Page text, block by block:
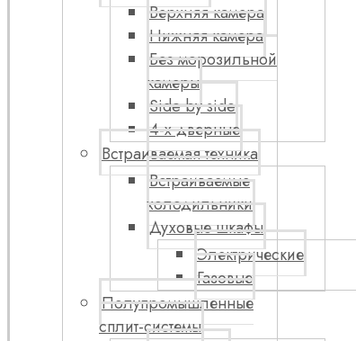
Верхняя камера
Нижняя камера
Без морозильной
камеры
Side by side
4-х дверные
Встраиваемая техника
Встраиваемые
холодильники
Духовые шкафы
Электрические
Газовые
Полупромышленные
сплит-системы